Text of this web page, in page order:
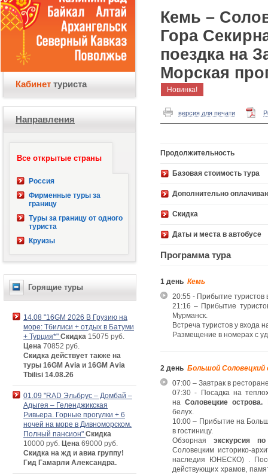
Кемь –
Гора
поездка на
Морская
Новинка!
версия для печати
Продолжительность
Базовая стоимость
Дополнительно
Скидка
Даты и места в автобусе
Программа тура
1 день Кемь
20:55 - Прибытие
21:16 – Прибытие
Мурманск.
Встреча туристов у входа
Размещение в номерах с
2 день Большой Соловецкий
07:00 – Завтрак в
07:30 - Посадка на
на Соловецкие острова.
белух.
10:00 – Прибытие на
в гостиницу.
Обзорная экскурсия
Соловецким историко-
наследия ЮНЕСКО) .
действующих храмов,
Кабинет туриста
Направления
Все открытые страны
Россия
Фирменные туры за
границу
Туры за границу от одного
туриста
Круизы
Горящие туры
14.08 "16GM 2026 В Грузию на
море: Тбилиси + отдых в Батуми
+ Турция*" Скидка 15075 руб.
Цена 70852 руб.
Скидка действует также на
туры 16GM Avia и 16GM Avia
Tbilisi 14.08.26
01.09 "RAD Эльбрус – Домбай –
Адыгея – Геленджикская
Ривьера. Горные прогулки + 6
ночей на море в Дивноморском.
Полный пансион" Скидка
10000 руб. Цена 69000 руб.
Скидка на жд и авиа группу!
Гид Гамарли Александра.